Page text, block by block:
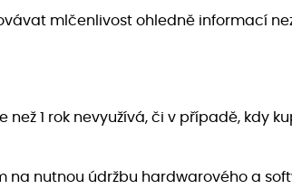
mlčenlivost ohledně informací
1 rok nevyužívá, či v případě, kdy
na nutnou údržbu hardwarového a